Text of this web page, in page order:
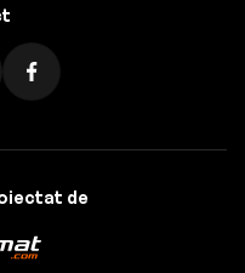
de